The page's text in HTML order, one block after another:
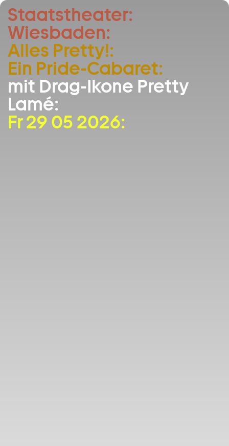
Zum Hauptinhalt springen
Zum Footer springen
Staatstheater:
Wiesbaden:
Alles Pretty!:
Ein Pride-Cabaret:
mit Drag-Ikone Pretty
Lamé:
Fr 29 05 2026: